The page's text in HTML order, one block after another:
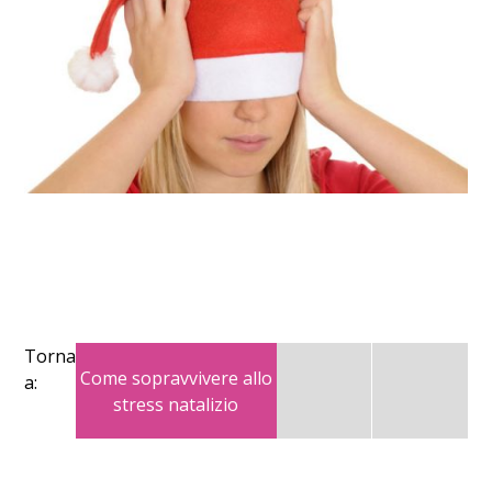
Torna
a:
Come sopravvivere allo
stress natalizio